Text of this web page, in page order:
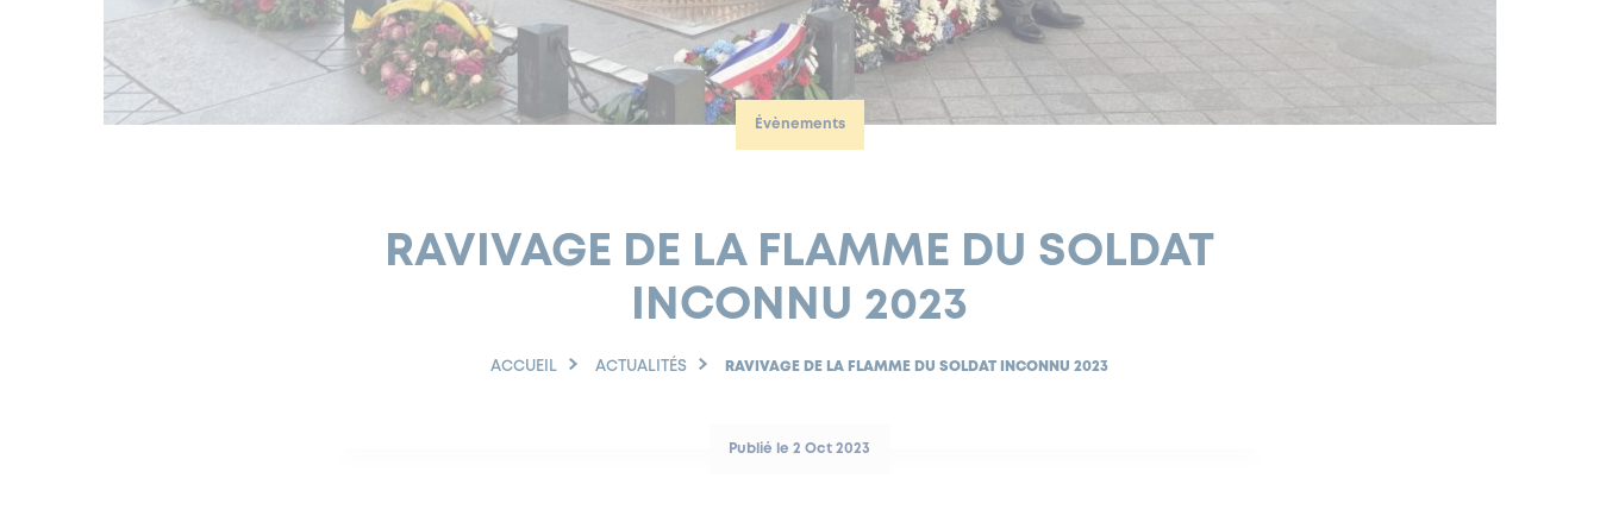
Évènements
RAVIVAGE DE LA FLAMME DU SOLDAT
INCONNU 2023
ACCUEIL ACTUALITÉS RAVIVAGE DE LA FLAMME DU SOLDAT INCONNU 2023
Publié le 2 Oct 2023